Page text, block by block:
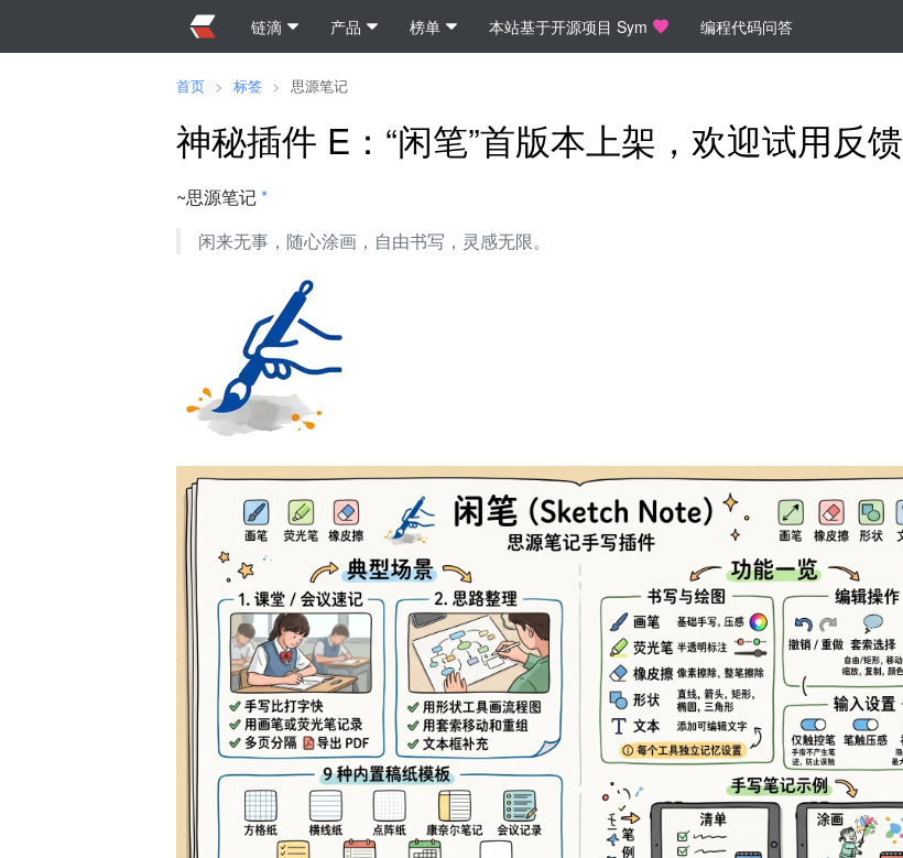
链滴 产品 榜单 本站基于开源项目 Sym 编程代码问答
首页 > 标签 > 思源笔记
神秘插件 E：“闲笔”首版本上架，欢迎试用反馈
~思源笔记 *
闲来无事，随心涂画，自由书写，灵感无限。